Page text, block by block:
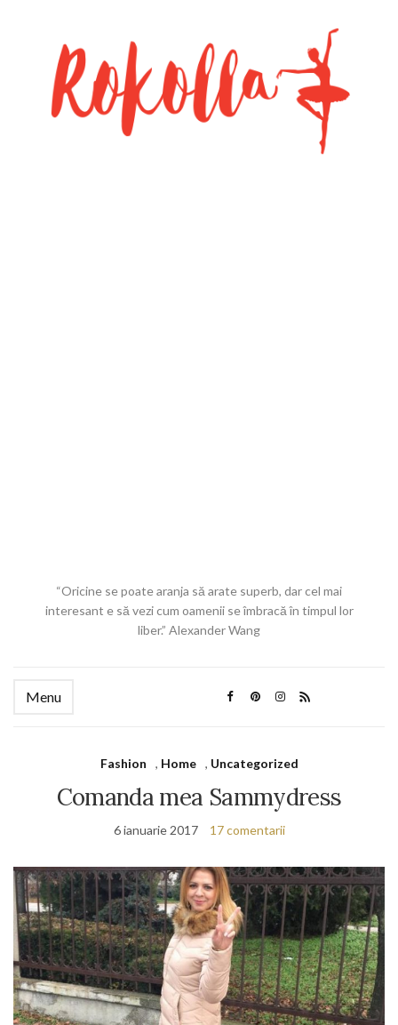
“Oricine se poate aranja să arate superb, dar cel mai
interesant e să vezi cum oamenii se îmbracă în timpul lor
liber.” Alexander Wang
Menu
Fashion , Home , Uncategorized
Comanda mea Sammydress
6 ianuarie 2017 17 comentarii